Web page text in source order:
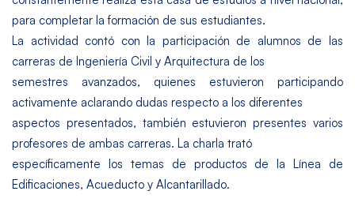
para completar la formación de sus estudiantes.
La actividad contó con la participación de alumnos de las
carreras de Ingeniería Civil y Arquitectura de los
semestres avanzados, quienes estuvieron participando
activamente aclarando dudas respecto a los diferentes
aspectos presentados, también estuvieron presentes varios
profesores de ambas carreras. La charla trató
específicamente los temas de productos de la Línea de
Edificaciones, Acueducto y Alcantarillado.